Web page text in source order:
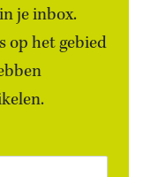
je inbox.
op het gebied